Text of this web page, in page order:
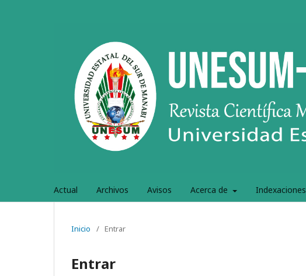
Actual Archivos Avisos Acerca de Indexaciones
Inicio / Entrar
Entrar